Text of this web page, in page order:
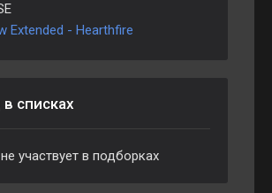
Extended - Hearthfire
списках
участвует в подборках